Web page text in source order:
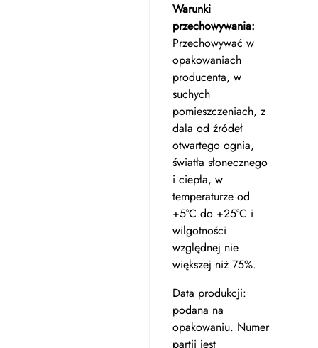
Warunki
przechowywania:
Przechowywać w
opakowaniach
producenta, w
suchych
pomieszczeniach, z
dala od źródeł
otwartego ognia,
światła słonecznego
i ciepła, w
temperaturze od
+5°C do +25°C i
wilgotności
względnej nie
większej niż 75%.
Data produkcji:
podana na
opakowaniu. Numer
partii jest